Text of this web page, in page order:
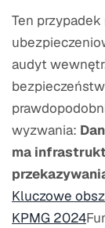
Ten
audyt
wyzwania:
ma
Kluczowe
KPMG 2024